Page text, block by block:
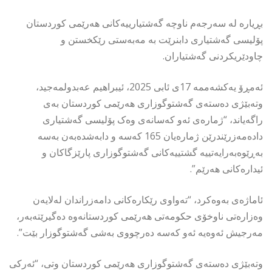
بڕیارە لە سەرجەم ناوچە گەشتیارییەکانی هەرێمی کوردستان
پۆلیسی گەشتیاری دابنرێت بە مەبەستی رێکخستن و
چاودێریکردنی گەشتیاران.
ئەمڕۆ یەکشەممە 17ی ئابی 2025، ئیبراهیم عەبدولمەجید،
وتەبێژی دەستەی گەشتوگوزاری هەرێمی کوردستان بەی
راگەیاند، “ژمارەی ئەو کەسانەی وەک پۆلیسی گەشتیاری
دادەمەزرێندرێن ژمارەیان 165 کەسە و دابەشدەبەن بەسە
بەڕێوەبەرایەتییە گشتییەکانی گەشتوگوزاری پارێزگاکان و
ئیدارەکانی هەرێم”.
ئاماژەی بەوەکرد، “تەواوی رێکارەکانی دامەزراندان لەلایەن
وەزارەتی ناوخۆی حکومەتی هەرێمی کوردستانەوە دەگیرێتەبەر،
مەرجیش ئەوەیە ئەو کەسە دەرچووی بەشی گەشتوگوزار بێت”.
وتەبێژی دەستەی گەشتوگوزاری هەرێمی کوردستان وتی، “ئەرکی